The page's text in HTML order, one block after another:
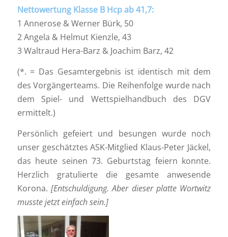
Nettowertung Klasse B Hcp ab 41,7:
1 Annerose & Werner Bürk, 50
2 Angela & Helmut Kienzle, 43
3 Waltraud Hera-Barz & Joachim Barz, 42
(*. = Das Gesamtergebnis ist identisch mit dem
des Vorgängerteams. Die Reihenfolge wurde nach
dem Spiel- und Wettspielhandbuch des DGV
ermittelt.)
Persönlich gefeiert und besungen wurde noch
unser geschätztes ASK-Mitglied Klaus-Peter Jäckel,
das heute seinen 73. Geburtstag feiern konnte.
Herzlich gratulierte die gesamte anwesende
Korona. [Entschuldigung. Aber dieser platte Wortwitz
musste jetzt einfach sein.]